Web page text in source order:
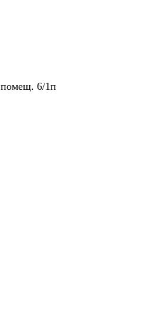
помещ. 6/1п